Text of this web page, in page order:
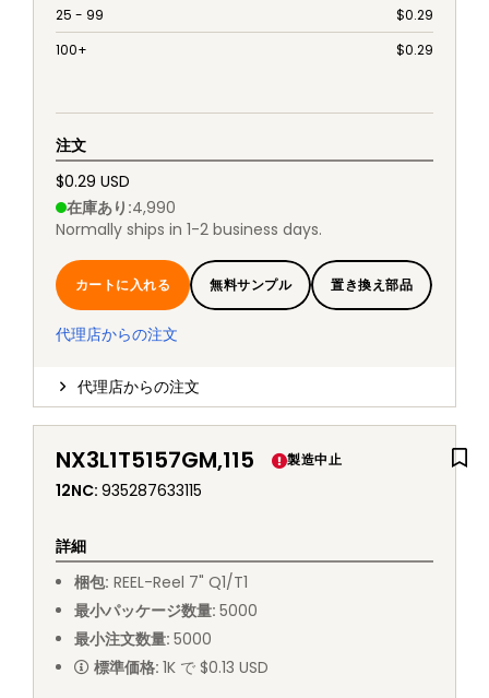
25 - 99
$0.29
100+
$0.29
注文
$0.29 USD
在庫あり :4,990
Normally ships in 1-2 business days.
カートに入れる 無料サンプル 置き換え部品
代理店からの注文
代理店からの注文
NX3L1T5157GM,115 製造中止
12NC: 935287633115
詳細
梱包: REEL-Reel 7" Q1/T1
最小パッケージ数量: 5000
最小注文数量: 5000
標準価格: 1K で $0.13 USD